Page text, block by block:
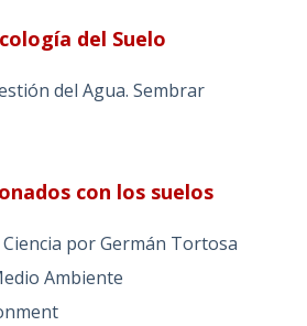
del Suelo
del Agua. Sembrar
con los suelos
por Germán Tortosa
Ambiente